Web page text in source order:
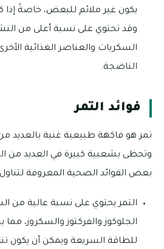
يكون غير ملائم للبعض، خاصةً إذا
وقد تحتوي على نسبة أعلى من
السكريات والعناصر الغذائية
الناضجة.
فوائد التمر
تمر هو فاكهة طبيعية غنية بالعديد من
وتحظى بشعبية كبيرة في العديد من
بعض الفوائد الصحية المعروفة لتناول
التمر يحتوي على نسبة عالية من
الجلوكوز والفركتوز والسكروز،
للطاقة السريعة ويمكن أن يكون